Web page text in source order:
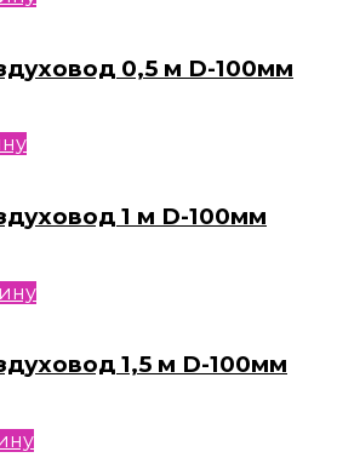
0,5 м D-100мм
1 м D-100мм
1,5 м D-100мм